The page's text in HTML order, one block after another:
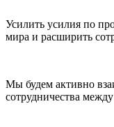
Усилить усилия по
мира и расширить
Мы будем активно
сотрудничества